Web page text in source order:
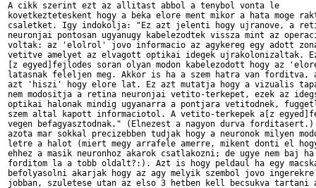
A cikk szerint ezt az allitast abbol a tenybol vonta le
kovetkezteteskent hogy a beka elore ment mikor a hata moge
csaletket. Igy indokolja: "Ez azt jelenti hogy ujranove, a
neuronjai pontosan ugyanugy kabelezodtek vissza mint az
voltak: az 'elolrol' jovo informacio az agykereg egy adott
vetitve amelyet az elvagott optikai idegek ujrakolonizaltak.
[z egyed]fejlodes soran olyan modon kabelezodott hogy az
latasnak feleljen meg. Akkor is ha a szem hatra van
azt 'hiszi' hogy elore lat. Ez azt mutatja hogy a vizualis
nem modositja a retina neuronjai vetito-terkepet, ezek az
optikai halonak mindig ugyanarra a pontjara vetitodnek,
szem altal kapott informaciotol. A vetito-terkepek a[z
vegen befagyasztodnak." (Elnezest a nagyon durva forditasert.)
azota mar sokkal precizebben tudjak hogy a neuronok milyen
letre a halot (miert megy arrafele amerre, mikent donti el
ehhez a masik neuronhoz akarok csatlakozni; de ugye nem baj ha
forditom la a tobb oldalt?:). Azt is hogy peldaul ha egy
befolyasolni akarjak hogy az agy melyik szembol jovo
jobban, szuletese utan az elso 3 hetben kell becsukva tartani